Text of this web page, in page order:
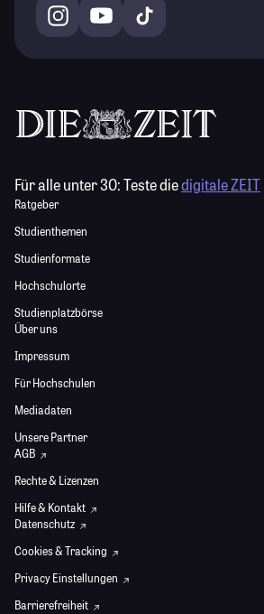
Für alle unter 30:Teste diedigitale ZEIT
Ratgeber
Studienthemen
Studienformate
Hochschulorte
Studienplatzbörse
Über uns
Impressum
Für Hochschulen
Mediadaten
Unsere Partner
AGB
Rechte & Lizenzen
Hilfe & Kontakt
Datenschutz
Cookies & Tracking
Privacy Einstellungen
Barrierefreiheit